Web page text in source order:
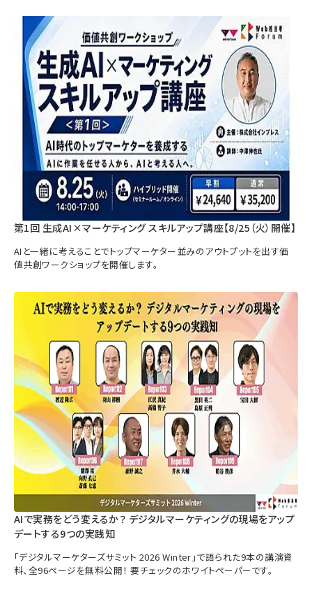
第1回 生成AI×マーケティング スキルアップ講座【8/25（火）開催】
AIと一緒に考えることでトップマーケター並みのアウトプットを出す価
値共創ワークショップを開催します。
AIで実務をどう変えるか？ デジタルマーケティングの現場をアップ
デートする9つの実践知
「デジタルマーケターズサミット 2026 Winter」で語られた9本の講演資
料、全96ページを無料公開！ 要チェックのホワイトペーパーです。